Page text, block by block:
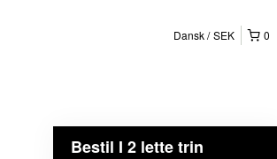
0
Dansk SEK
Bestil I 2 lette trin